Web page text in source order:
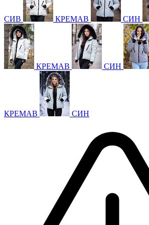
СИВ КРЕМАВ СИН
КРЕМАВ СИН
КРЕМАВ СИН